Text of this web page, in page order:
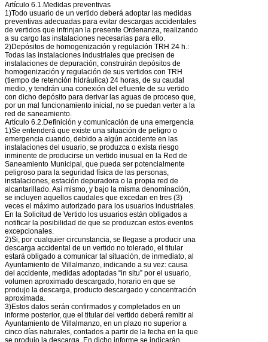
Artículo 6.1.Medidas preventivas
1)Todo usuario de un vertido deberá adoptar las medidas
preventivas adecuadas para evitar descargas accidentales
de vertidos que infrinjan la presente Ordenanza, realizando
a su cargo las instalaciones necesarias para ello.
2)Depósitos de homogenización y regulación TRH 24 h.:
Todas las instalaciones industriales que precisen de
instalaciones de depuración, construirán depósitos de
homogenización y regulación de sus vertidos con TRH
(tiempo de retención hidráulica) 24 horas, de su caudal
medio, y tendrán una conexión del efluente de su vertido
con dicho depósito para derivar las aguas de proceso que,
por un mal funcionamiento inicial, no se puedan verter a la
red de saneamiento.
Artículo 6.2.Definición y comunicación de una emergencia
1)Se entenderá que existe una situación de peligro o
emergencia cuando, debido a algún accidente en las
instalaciones del usuario, se produzca o exista riesgo
inminente de producirse un vertido inusual en la Red de
Saneamiento Municipal, que pueda ser potencialmente
peligroso para la seguridad física de las personas,
instalaciones, estación depuradora o la propia red de
alcantarillado. Así mismo, y bajo la misma denominación,
se incluyen aquellos caudales que excedan en tres (3)
veces el máximo autorizado para los usuarios industriales.
En la Solicitud de Vertido los usuarios están obligados a
notificar la posibilidad de que se produzcan estos eventos
excepcionales.
2)Si, por cualquier circunstancia, se llegase a producir una
descarga accidental de un vertido no tolerado, el titular
estará obligado a comunicar tal situación, de inmediato, al
Ayuntamiento de Villalmanzo, indicando a su vez: causa
del accidente, medidas adoptadas “in situ” por el usuario,
volumen aproximado descargado, horario en que se
produjo la descarga, producto descargado y concentración
aproximada.
3)Estos datos serán confirmados y completados en un
informe posterior, que el titular del vertido deberá remitir al
Ayuntamiento de Villalmanzo, en un plazo no superior a
cinco días naturales, contados a partir de la fecha en la que
se produjo la descarga. En dicho informe se indicarán,